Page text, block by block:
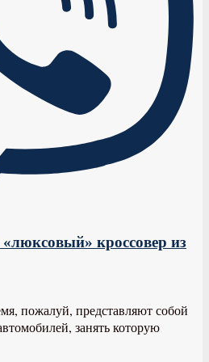
кроссовер из
пожалуй, представляют собой
занять которую